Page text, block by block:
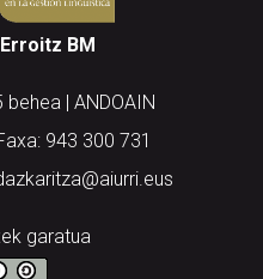
BM
| ANDOAIN
943 300 731
garatua